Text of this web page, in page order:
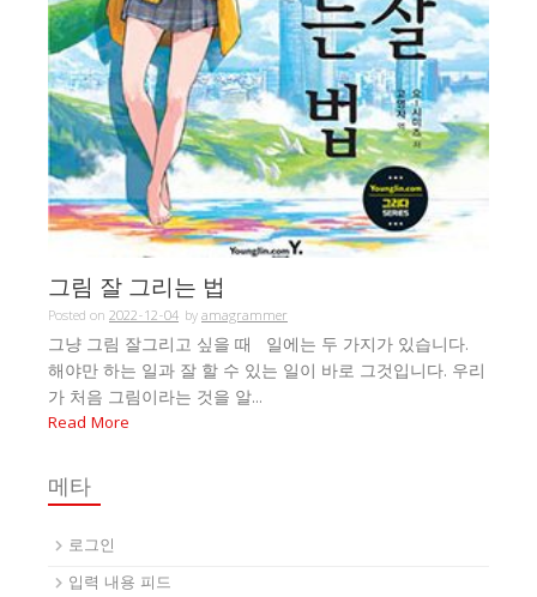
그림 잘 그리는 법
Posted on 2022-12-04 byamagrammer
그냥 그림 잘그리고 싶을 때 일에는 두 가지가 있습니다.
해야만 하는 일과 잘 할 수 있는 일이 바로 그것입니다. 우리
가 처음 그림이라는 것을 알...
Read More
메타
로그인
입력 내용 피드